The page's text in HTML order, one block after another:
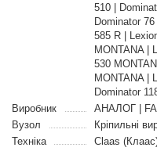
510 |
Dominator
585 R |
MONTANA |
530
MONTANA |
Dominator
Виробник
АНАЛОГ |
Вузол
Кріпильні
Техніка
Claas